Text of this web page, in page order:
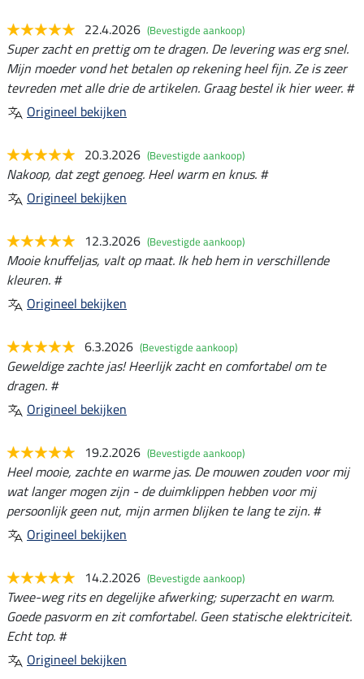
22.4.2026 (Bevestigde aankoop)
Super zacht en prettig om te dragen. De levering was erg snel.
Mijn moeder vond het betalen op rekening heel fijn. Ze is zeer
tevreden met alle drie de artikelen. Graag bestel ik hier weer. #
Origineel bekijken
20.3.2026 (Bevestigde aankoop)
Nakoop, dat zegt genoeg. Heel warm en knus. #
Origineel bekijken
12.3.2026 (Bevestigde aankoop)
Mooie knuffeljas, valt op maat. Ik heb hem in verschillende
kleuren. #
Origineel bekijken
6.3.2026 (Bevestigde aankoop)
Geweldige zachte jas! Heerlijk zacht en comfortabel om te
dragen. #
Origineel bekijken
19.2.2026 (Bevestigde aankoop)
Heel mooie, zachte en warme jas. De mouwen zouden voor mij
wat langer mogen zijn - de duimklippen hebben voor mij
persoonlijk geen nut, mijn armen blijken te lang te zijn. #
Origineel bekijken
14.2.2026 (Bevestigde aankoop)
Twee-weg rits en degelijke afwerking; superzacht en warm.
Goede pasvorm en zit comfortabel. Geen statische elektriciteit.
Echt top. #
Origineel bekijken